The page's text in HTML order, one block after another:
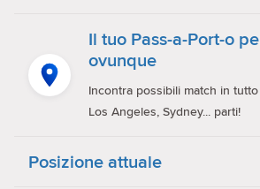
Il tuo Pass-a-Port-o
ovunque
Incontra possibili match in
Los Angeles, Sydney... parti!
Posizione attuale